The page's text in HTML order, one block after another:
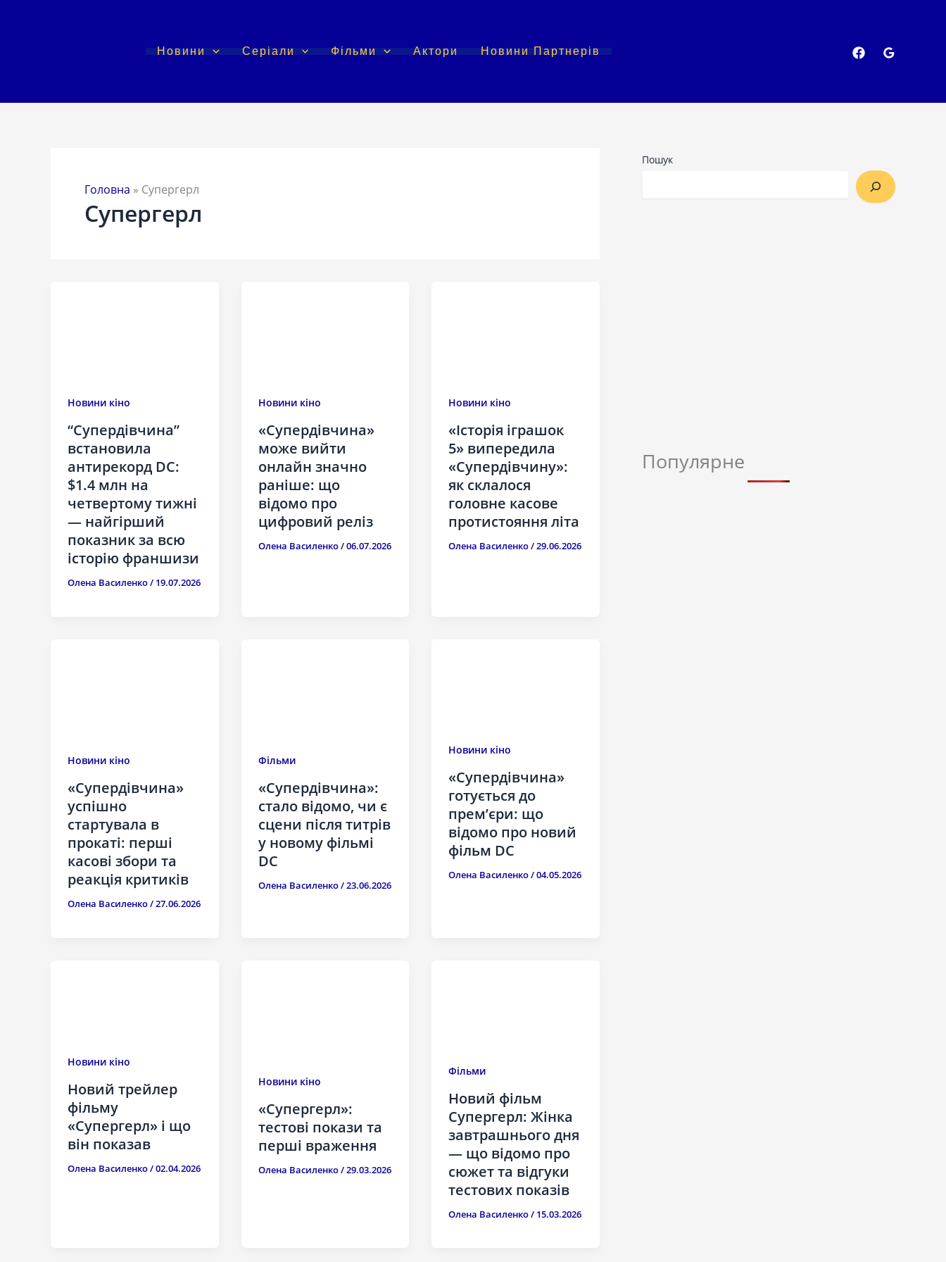
Новини Серіали Фільми Актори Новини Партнерів
Головна » Супергерл
Супергерл
Новини кіно
“Супердівчина”
встановила
антирекорд DC:
$1.4 млн на
четвертому тижні
— найгірший
показник за всю
історію франшизи
Олена Василенко/ 19.07.2026
Новини кіно
«Супердівчина»
може вийти
онлайн значно
раніше: що
відомо про
цифровий реліз
Олена Василенко/06.07.2026
Новини кіно
«Історія іграшок
5» випередила
«Супердівчину»:
як склалося
головне касове
протистояння літа
Олена Василенко/29.06.2026
Новини кіно
«Супердівчина»
успішно
стартувала в
прокаті: перші
касові збори та
реакція критиків
Олена Василенко/27.06.2026
Фільми
«Супердівчина»:
стало відомо, чи є
сцени після титрів
у новому фільмі
DC
Олена Василенко/23.06.2026
Новини кіно
«Супердівчина»
готується до
прем’єри: що
відомо про новий
фільм DC
Олена Василенко/04.05.2026
Новини кіно
Новий трейлер
фільму
«Супергерл» і що
він показав
Олена Василенко/02.04.2026
Новини кіно
«Супергерл»:
тестові покази та
перші враження
Олена Василенко/29.03.2026
Фільми
Новий фільм
Супергерл: Жінка
завтрашнього дня
— що відомо про
сюжет та відгуки
тестових показів
Олена Василенко/ 15.03.2026
Пошук
Популярне